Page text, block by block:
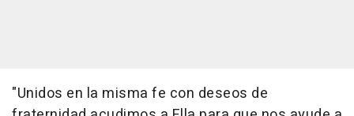
"Unidos en la misma fe con deseos de